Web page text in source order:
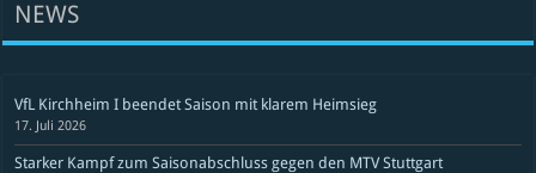
NEWS
VfL Kirchheim I beendet Saison mit klarem Heimsieg
17. Juli 2026
Starker Kampf zum Saisonabschluss gegen den MTV Stuttgart